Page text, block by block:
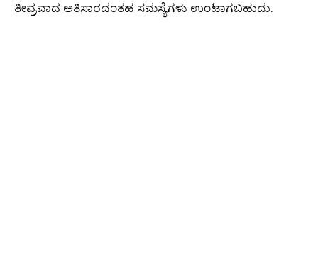
ತೀವ್ರವಾದ ಅತಿಸಾರದಂತಹ ಸಮಸ್ಯೆಗಳು ಉಂಟಾಗಬಹುದು.